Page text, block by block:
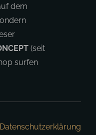
dem
(seit
surfen
Datenschutzerklärung